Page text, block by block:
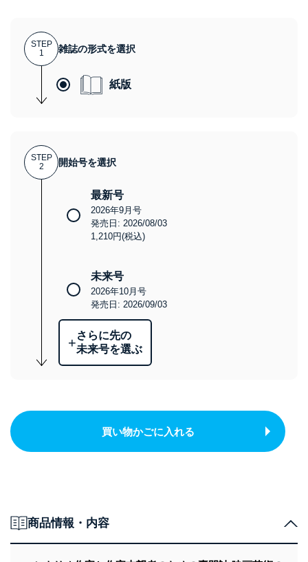
STEP
1
雑誌の形式を選択
紙版
STEP
2
開始号を選択
最新号
2026年9月号
発売日: 2026/08/03
1,210円(税込)
未来号
2026年10月号
発売日: 2026/09/03
+さらに先の
未来号を選ぶ
買い物かごに入れる
商品情報・内容